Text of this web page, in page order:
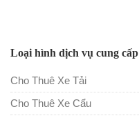
Loại hình dịch vụ cung cấp
Cho Thuê Xe Tải
Cho Thuê Xe Cẩu